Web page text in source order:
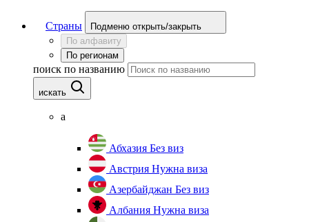
Страны
Подменю открыть/закрыть
По алфавиту
По регионам
поиск по названию
искать
а
Абхазия Без виз
Австрия Нужна виза
Азербайджан Без виз
Албания Нужна виза